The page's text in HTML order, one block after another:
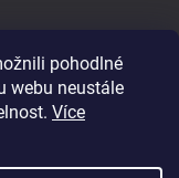
pohodlné
webu neustále
Více